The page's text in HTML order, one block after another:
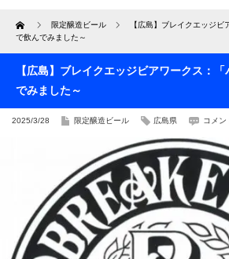
Home 限定醸造ビール
【広島】ブレイクエッジ
で飲んでみました～
【広島】ブレイクエッジビアワークス：
でみました～
2025/3/28 限定醸造ビール 広島県 コメン